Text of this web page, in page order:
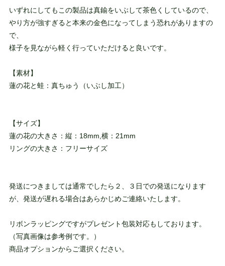
いずれにしてもこの製品は真鍮をいぶして茶色くしているので、
やり方が強すぎると本来の金色になってしまう恐れがありますの
で、
様子を見ながら軽く行っていただけると良いです。
【素材】
蓮の花と蛙：真ちゅう（いぶし加工）
【サイズ】
蓮の花の大きさ：縦：18mm,横：21mm
リングの大きさ：フリーサイズ
発送につきましては通常でしたら２、３日での発送になります
が、発送が遅れる場合はあらかじめご連絡いたします。
リボンラッピングですがプレゼント包装対応もしております。
（写真画像は参考例です。）
商品オプションからご選択ください。